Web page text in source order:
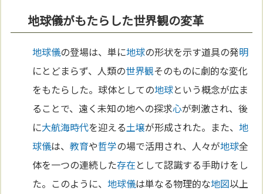
地球儀がもたらした世界観の変革
地球儀の登場は、単に地球の形状を示す道具の発明
にとどまらず、人類の世界観そのものに劇的な変化
をもたらした。球体としての地球という概念が広ま
ることで、遠く未知の地への探求心が刺激され、後
に大航海時代を迎える土壌が形成された。また、地
球儀は、教育や哲学の場で活用され、人々が地球全
体を一つの連続した存在として認識する手助けをし
た。このように、地球儀は単なる物理的な地図以上